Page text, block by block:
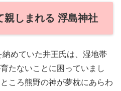
親しまれる 浮島神社
めていた井王氏は、湿地帯
たないことに困っていまし
ころ熊野の神が夢枕にあらわ